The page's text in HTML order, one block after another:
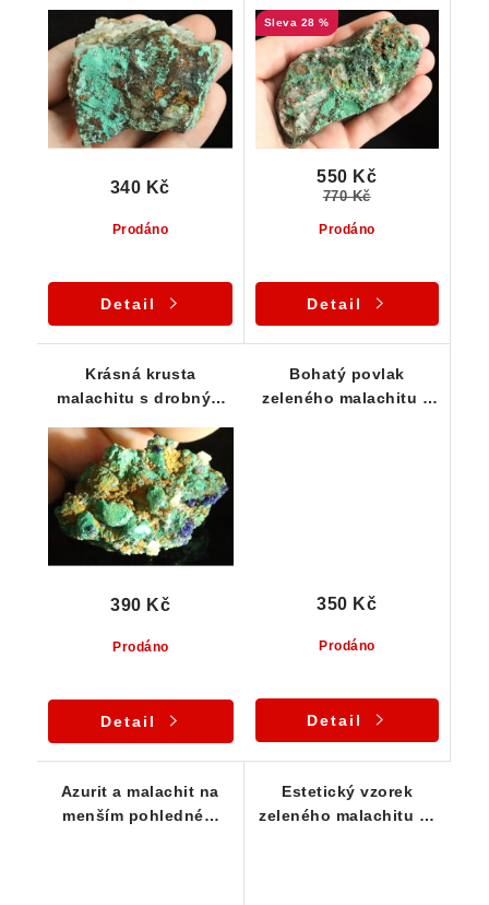
Prodáno
340 Kč
Detail
28 %
Prodáno
550 Kč
770 Kč
Detail
Krásná krusta
malachitu s drobným
Prodáno
390 Kč
Detail
Bohatý povlak
zeleného malachitu s
Prodáno
350 Kč
Detail
Azurit a malachit na
menším pohledném
Estetický vzorek
zeleného malachitu ze